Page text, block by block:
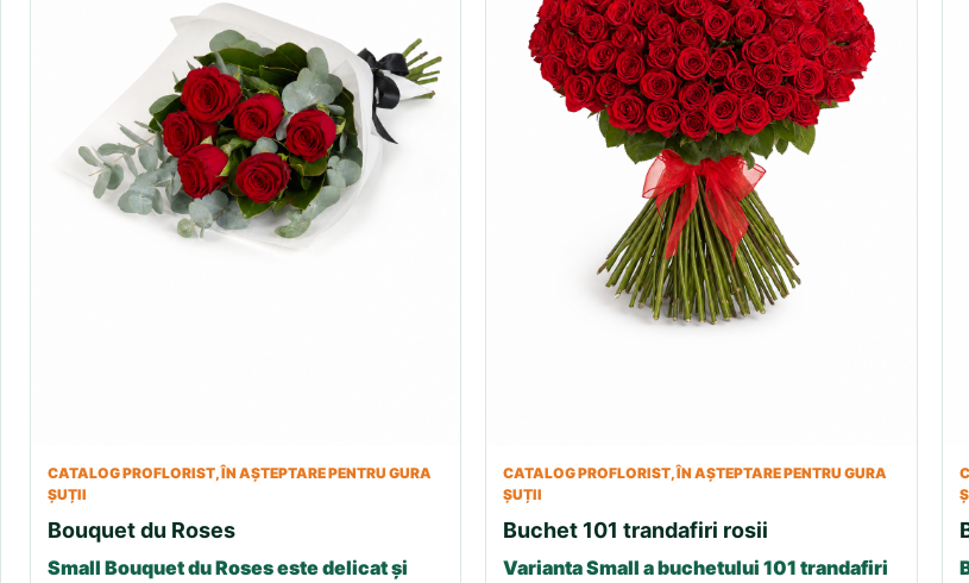
CATALOG PROFLORIST, ÎN AȘTEPTARE PENTRU GURA
ȘUȚII
Bouquet du Roses
Small Bouquet du Roses este delicat și
CATALOG PROFLORIST, ÎN AȘTEPTARE PENTRU GURA
ȘUȚII
Buchet 101 trandafiri rosii
Varianta Small a buchetului 101 trandafiri